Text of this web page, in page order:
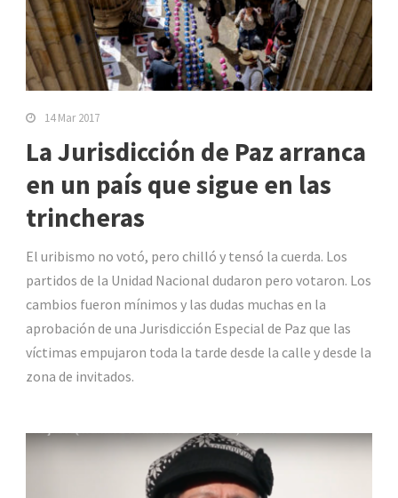
14 Mar 2017
La Jurisdicción de Paz arranca
en un país que sigue en las
trincheras
El uribismo no votó, pero chilló y tensó la cuerda. Los
partidos de la Unidad Nacional dudaron pero votaron. Los
cambios fueron mínimos y las dudas muchas en la
aprobación de una Jurisdicción Especial de Paz que las
víctimas empujaron toda la tarde desde la calle y desde la
zona de invitados.